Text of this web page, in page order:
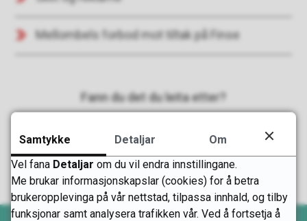
Mellombels forbod mot tiltak på Finse
Fann du det du leita etter?
Ja
Samtykke Detaljar
Om
Vel fana Detaljar om du vil endra innstillingane.
Me brukar informasjonskapslar (cookies) for å betra
brukeropplevinga på vår nettstad, tilpassa innhald, og tilby
funksjonar samt analysera trafikken vår. Ved å fortsetja å